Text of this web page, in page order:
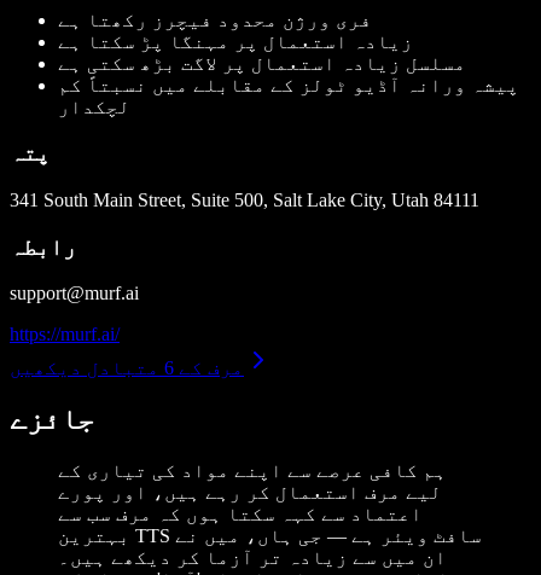
فری ورژن محدود فیچرز رکھتا ہے
زیادہ استعمال پر مہنگا پڑ سکتا ہے
مسلسل زیادہ استعمال پر لاگت بڑھ سکتی ہے
پیشہ ورانہ آڈیو ٹولز کے مقابلے میں نسبتاً کم
لچکدار
پتہ
341 South Main Street, Suite 500, Salt Lake City, Utah 84111
رابطہ
support@murf.ai
https://murf.ai/
مرف کے 6 متبادل دیکھیں
جائزے
ہم کافی عرصے سے اپنے مواد کی تیاری کے
لیے مرف استعمال کر رہے ہیں، اور پورے
اعتماد سے کہہ سکتا ہوں کہ مرف سب سے
بہترین TTS سافٹ ویئر ہے — جی ہاں، میں نے
ان میں سے زیادہ تر آزما کر دیکھے ہیں۔